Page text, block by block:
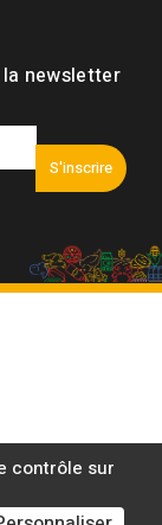
newsletter
S'inscrire
contrôle sur